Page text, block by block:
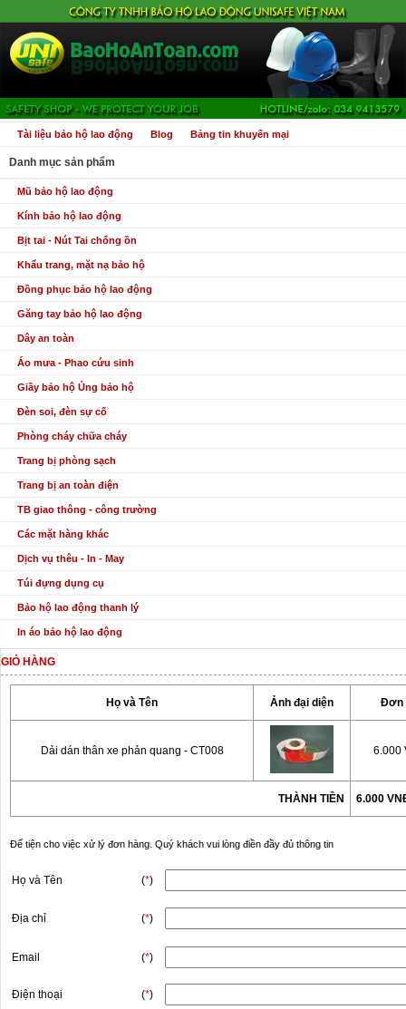
Tài liệu bảo hộ lao động Blog Bảng tin khuyến mại
Danh mục sản phẩm
Mũ bảo hộ lao động
Kính bảo hộ lao động
Bịt tai - Nút Tai chống ồn
Khẩu trang, mặt nạ bảo hộ
Đồng phục bảo hộ lao động
Găng tay bảo hộ lao động
Dây an toàn
Áo mưa - Phao cứu sinh
Giầy bảo hộ Ủng bảo hộ
Đèn soi, đèn sự cố
Phòng cháy chữa cháy
Trang bị phòng sạch
Trang bị an toàn điện
TB giao thông - công trường
Các mặt hàng khác
Dịch vụ thêu - In - May
Túi đựng dụng cụ
Bảo hộ lao động thanh lý
In áo bảo hộ lao động
GIỎ HÀNG
Họ và Tên Ảnh đại diện Đơn
Dải dán thân xe phản quang - CT008 6.000
THÀNH TIỀN 6.000
Để tiện cho việc xử lý đơn hàng. Quý khách vui lòng điền đầy đủ thông tin
Họ và Tên (*)
Địa chỉ (*)
Email (*)
Điện thoại (*)